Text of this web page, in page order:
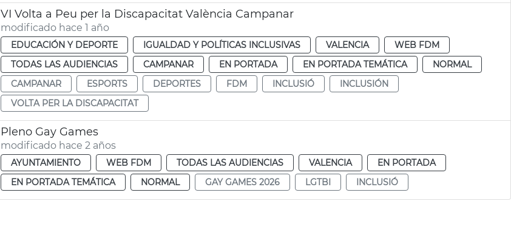
VI Volta a Peu per la Discapacitat València Campanar
modificado hace 1 año
EDUCACIÓN Y DEPORTE IGUALDAD Y POLÍTICAS INCLUSIVAS VALENCIA
WEB FDM
TODAS LAS AUDIENCIAS
CAMPANAR EN PORTADA EN PORTADA TEMÁTICA
NORMAL
CAMPANAR
ESPORTS DEPORTES FDM INCLUSIÓ
INCLUSIÓN
VOLTA PER LA DISCAPACITAT
Pleno Gay Games
modificado hace 2 años
AYUNTAMIENTO WEB FDM TODAS LAS AUDIENCIAS VALENCIA
EN PORTADA
EN PORTADA TEMÁTICA
NORMAL GAY GAMES 2026 LGTBI INCLUSIÓ